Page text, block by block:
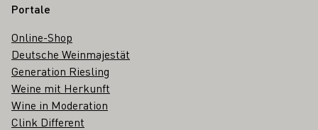
Portale
Online-Shop
Deutsche Weinmajestät
Generation Riesling
Weine mit Herkunft
Wine in Moderation
Clink Different